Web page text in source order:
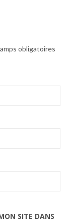
obligatoires
SITE DANS